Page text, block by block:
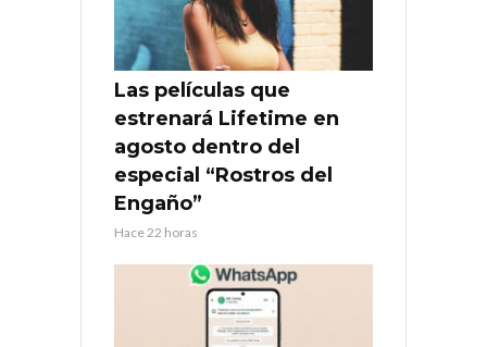
Las películas que
estrenará Lifetime en
agosto dentro del
especial “Rostros del
Engaño”
Hace 22 horas